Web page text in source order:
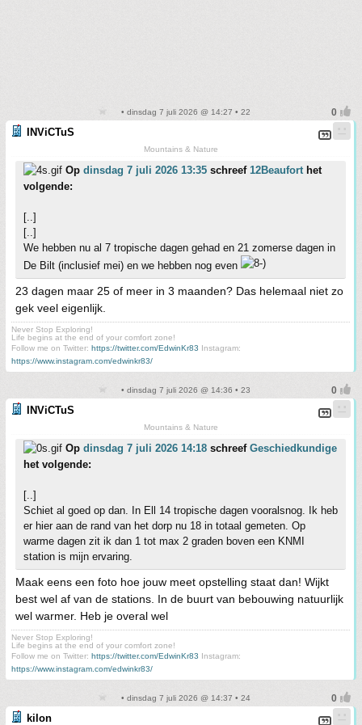
• dinsdag 7 juli 2026 @ 14:27 • 22
INViCTuS
Mountains & Nature
Op dinsdag 7 juli 2026 13:35 schreef 12Beaufort het
volgende:
[..]
[..]
We hebben nu al 7 tropische dagen gehad en 21 zomerse dagen in
De Bilt (inclusief mei) en we hebben nog even
23 dagen maar 25 of meer in 3 maanden? Das helemaal niet zo
gek veel eigenlijk.
Never Stop Exploring!
Life begins at the end of your comfort zone!
Follow me on Twitter: https://twitter.com/EdwinKr83 Instagram:
https://www.instagram.com/edwinkr83/
• dinsdag 7 juli 2026 @ 14:36 • 23
INViCTuS
Mountains & Nature
Op dinsdag 7 juli 2026 14:18 schreef Geschiedkundige
het volgende:
[..]
Schiet al goed op dan. In Ell 14 tropische dagen vooralsnog. Ik heb
er hier aan de rand van het dorp nu 18 in totaal gemeten. Op
warme dagen zit ik dan 1 tot max 2 graden boven een KNMI
station is mijn ervaring.
Maak eens een foto hoe jouw meet opstelling staat dan! Wijkt
best wel af van de stations. In de buurt van bebouwing natuurlijk
wel warmer. Heb je overal wel
Never Stop Exploring!
Life begins at the end of your comfort zone!
Follow me on Twitter: https://twitter.com/EdwinKr83 Instagram:
https://www.instagram.com/edwinkr83/
• dinsdag 7 juli 2026 @ 14:37 • 24
kilon